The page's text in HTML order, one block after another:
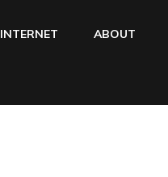
INTERNET ABOUT